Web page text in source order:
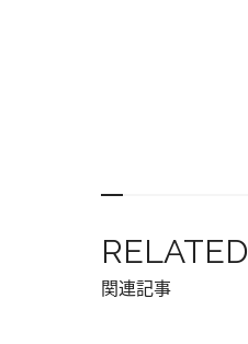
RELATED
関連記事